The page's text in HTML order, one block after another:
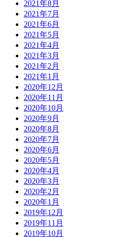
2021年8月
2021年7月
2021年6月
2021年5月
2021年4月
2021年3月
2021年2月
2021年1月
2020年12月
2020年11月
2020年10月
2020年9月
2020年8月
2020年7月
2020年6月
2020年5月
2020年4月
2020年3月
2020年2月
2020年1月
2019年12月
2019年11月
2019年10月